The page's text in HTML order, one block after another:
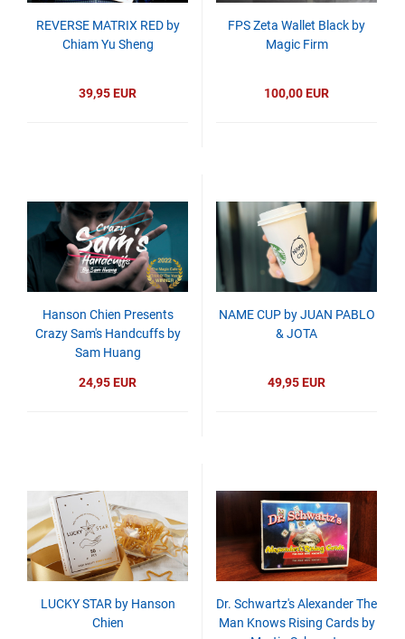
REVERSE MATRIX RED by
Chiam Yu Sheng
39,95 EUR
FPS Zeta Wallet Black by
Magic Firm
100,00 EUR
Hanson Chien Presents
Crazy Sam's Handcuffs by
Sam Huang
24,95 EUR
NAME CUP by JUAN PABLO
& JOTA
49,95 EUR
LUCKY STAR by Hanson
Chien
Dr. Schwartz's Alexander The
Man Knows Rising Cards by